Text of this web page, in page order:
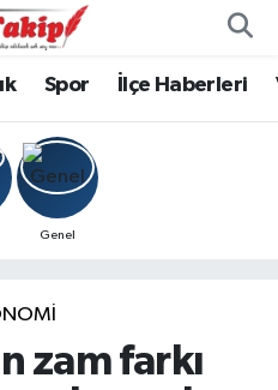
Spor İlçe Haberleri
Genel
zam farkı